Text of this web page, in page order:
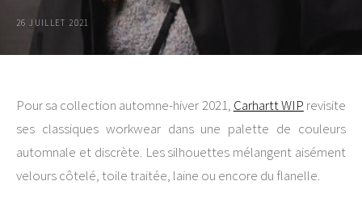
26 JUILLET 2021
Pour sa collection automne-hiver 2021, Carhartt WIP revisite
ses classiques workwear dans une palette de couleurs
automnale et discrète. Les silhouettes mélangent aisément
velours côtelé, toile traitée, laine ou encore du flanelle.